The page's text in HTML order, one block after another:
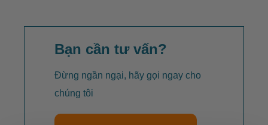
Bạn cần tư vấn?
Đừng ngần ngại, hãy gọi ngay cho
chúng tôi